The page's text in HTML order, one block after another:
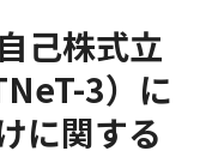
己株式立
3）に
に関する